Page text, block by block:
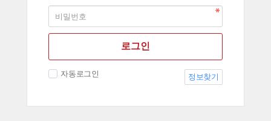
로그인
자동로그인 정보찾기